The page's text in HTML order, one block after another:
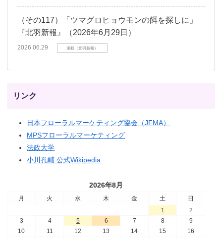
（その117）「ツマグロヒョウモンの餌を探しに」
『北羽新報』（2026年6月29日）
2026.06.29 連載（北羽新報）
リンク
日本フローラルマーケティング協会（JFMA）
MPSフローラルマーケティング
法政大学
小川孔輔 公式Wikipedia
2026年8月
月 火 水 木 金 土
日
1
2
3
4 5 6 7 8
9
10
11 12 13 14 15
16